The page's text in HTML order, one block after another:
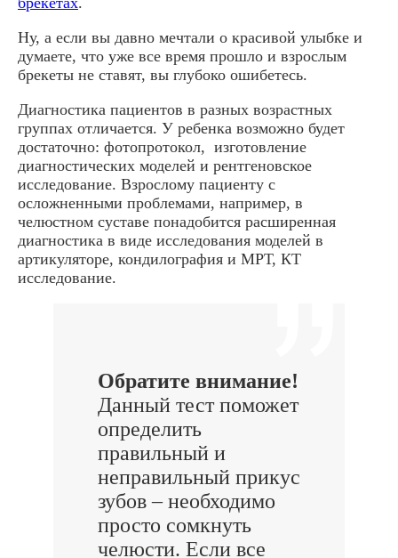
Ну, а если вы давно мечтали о красивой улыбке и
думаете, что уже все время прошло и взрослым
брекеты не ставят, вы глубоко ошибетесь.
Диагностика пациентов в разных возрастных
группах отличается. У ребенка возможно будет
достаточно: фотопротокол, изготовление
диагностических моделей и рентгеновское
исследование. Взрослому пациенту с
осложненными проблемами, например, в
челюстном суставе понадобится расширенная
диагностика в виде исследования моделей в
артикуляторе, кондилография и МРТ, КТ
исследование.
Обратите внимание!
Данный тест поможет
определить
правильный и
неправильный прикус
зубов – необходимо
просто сомкнуть
челюсти. Если все